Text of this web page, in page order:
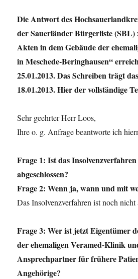
Die Antwort des
der Sauerländer Bürgerliste (SBL)
Akten in dem Gebäude der
in Meschede-Beringhausen“
25.01.2013. Das Schreiben trägt
18.01.2013. Hier der vollständige
Sehr geehrter Herr Loos,
Ihre o. g. Anfrage beantworte ich
Frage 1: Ist das
abgeschlossen?
Frage 2: Wenn ja, wann und mit
Das Insolvenzverfahren ist noch nicht
Frage 3: Wer ist jetzt Eigentümer
der ehemaligen Veramed-Klinik
Ansprechpartner für frühere
Angehörige?